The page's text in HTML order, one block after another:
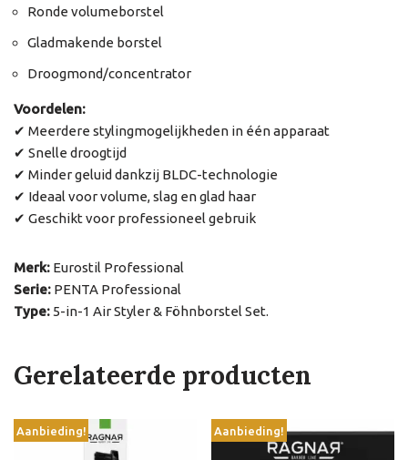
Ronde volumeborstel
Gladmakende borstel
Droogmond/concentrator
Voordelen:
✔ Meerdere stylingmogelijkheden in één apparaat
✔ Snelle droogtijd
✔ Minder geluid dankzij BLDC-technologie
✔ Ideaal voor volume, slag en glad haar
✔ Geschikt voor professioneel gebruik
Merk: Eurostil Professional
Serie: PENTA Professional
Type: 5-in-1 Air Styler & Föhnborstel Set.
Gerelateerde producten
Aanbieding! Aanbieding!